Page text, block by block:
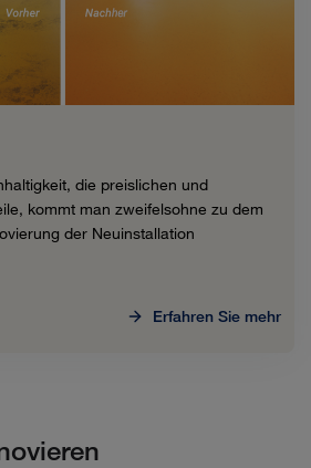
die preislichen und
kommt man zweifelsohne zu dem
der Neuinstallation
Erfahren Sie mehr